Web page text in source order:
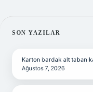
SIDEBAR
SON YAZILAR
Karton bardak alt taban
Ağustos 7, 2026